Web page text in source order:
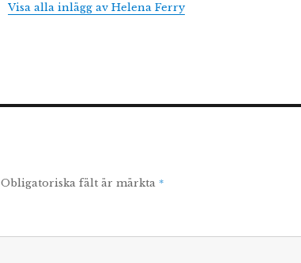
Visa alla inlägg av Helena Ferry
Obligatoriska fält är märkta *